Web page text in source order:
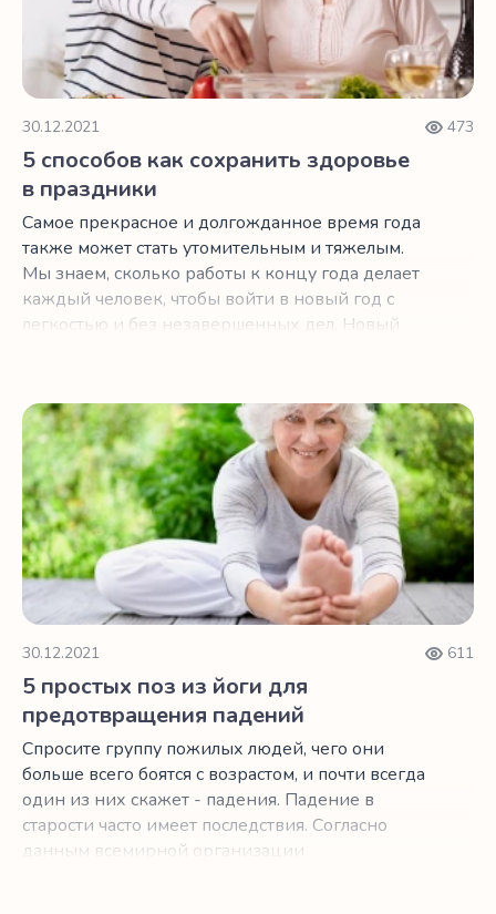
30.12.2021 473
5 способов как сохранить здоровье
в праздники
Самое прекрасное и долгожданное время года
также может стать утомительным и тяжелым.
Мы знаем, сколько работы к концу года делает
каждый человек, чтобы войти в новый год с
легкостью и без незавершенных дел. Новый
позаботиться о себе в этот праздничный сезон.
5 простых поз из йоги для предотвращения падений
30.12.2021 611
5 простых поз из йоги для
предотвращения падений
Спросите группу пожилых людей, чего они
больше всего боятся с возрастом, и почти всегда
один из них скажет - падения. Падение в
старости часто имеет последствия. Согласно
данным всемирной организации